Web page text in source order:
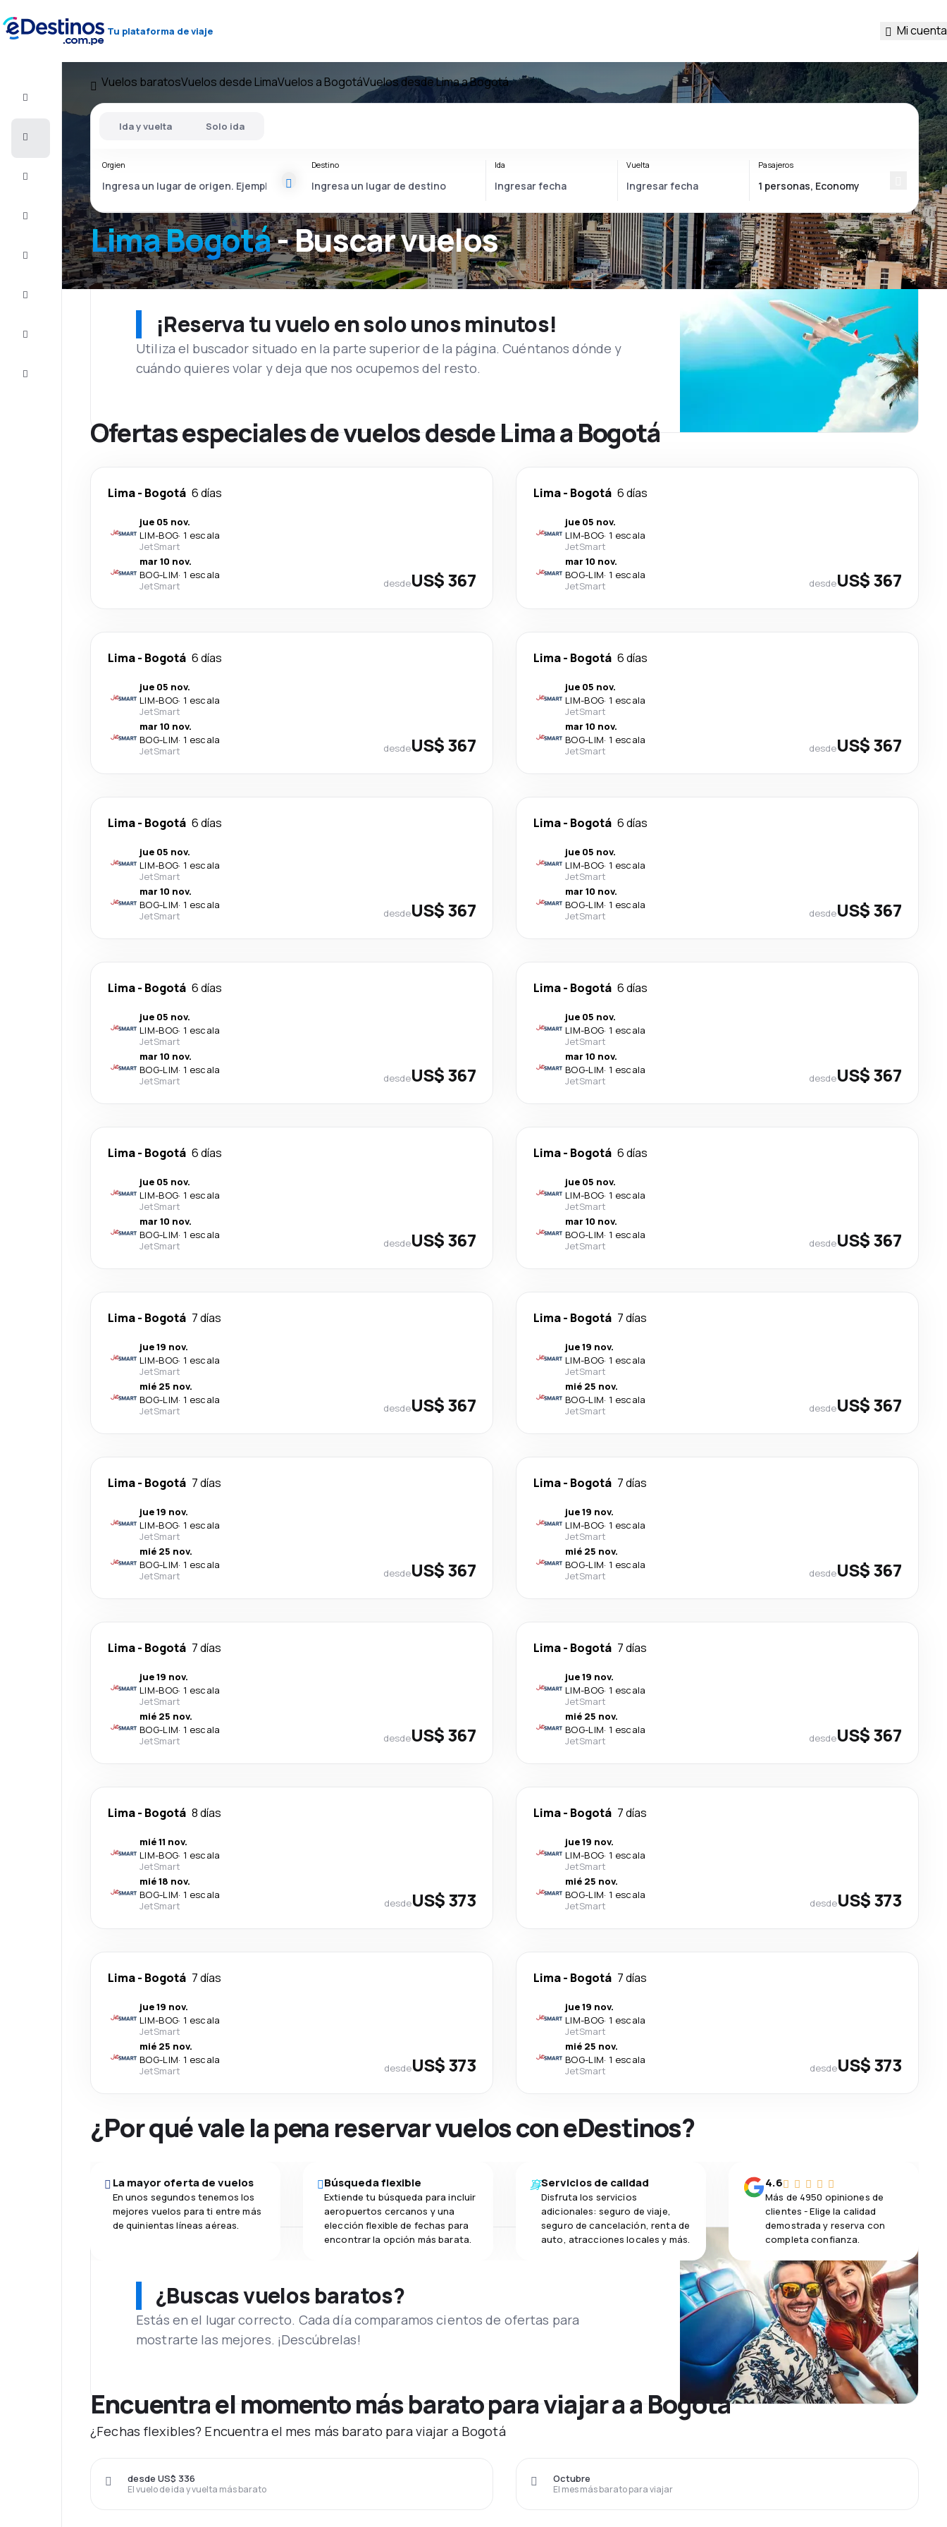
Tu plataforma de viaje Mi cuenta
Alojamientos
Ofertas
Completa
Vuelos baratosVuelos desde LimaVuelos a BogotáVuelos desde Lima a Bogotá
Lima Bogotá- Buscar vuelos
Ida y vuelta Solo ida
Orgien Destino Ida Vuelta Pasajeros
¡Reserva tu vuelo en solo unos minutos!
Utiliza el buscador situado en la parte superior de la página. Cuéntanos dónde y
cuándo quieres volar y deja que nos ocupemos del resto.
Ofertas especiales de vuelos desde Lima a Bogotá
Lima- Bogotá 6 días
jue 05 nov.
LIM-BOG· 1 escala
JetSmart
mar 10 nov.
BOG-LIM· 1 escala
JetSmart
desdeUS$ 367
Lima- Bogotá 6 días
jue 05 nov.
LIM-BOG· 1 escala
JetSmart
mar 10 nov.
BOG-LIM· 1 escala
JetSmart
desdeUS$ 367
Lima- Bogotá 6 días
jue 05 nov.
LIM-BOG· 1 escala
JetSmart
mar 10 nov.
BOG-LIM· 1 escala
JetSmart
desdeUS$ 367
Lima- Bogotá 6 días
jue 05 nov.
LIM-BOG· 1 escala
JetSmart
mar 10 nov.
BOG-LIM· 1 escala
JetSmart
desdeUS$ 367
Lima- Bogotá 6 días
jue 05 nov.
LIM-BOG· 1 escala
JetSmart
mar 10 nov.
BOG-LIM· 1 escala
JetSmart
desdeUS$ 367
Lima- Bogotá 6 días
jue 05 nov.
LIM-BOG· 1 escala
JetSmart
mar 10 nov.
BOG-LIM· 1 escala
JetSmart
desdeUS$ 367
Lima- Bogotá 6 días
jue 05 nov.
LIM-BOG· 1 escala
JetSmart
mar 10 nov.
BOG-LIM· 1 escala
JetSmart
desdeUS$ 367
Lima- Bogotá 6 días
jue 05 nov.
LIM-BOG· 1 escala
JetSmart
mar 10 nov.
BOG-LIM· 1 escala
JetSmart
desdeUS$ 367
Lima- Bogotá 6 días
jue 05 nov.
LIM-BOG· 1 escala
JetSmart
mar 10 nov.
BOG-LIM· 1 escala
JetSmart
desdeUS$ 367
Lima- Bogotá 6 días
jue 05 nov.
LIM-BOG· 1 escala
JetSmart
mar 10 nov.
BOG-LIM· 1 escala
JetSmart
desdeUS$ 367
Lima- Bogotá 7 días
jue 19 nov.
LIM-BOG· 1 escala
JetSmart
mié 25 nov.
BOG-LIM· 1 escala
JetSmart
desdeUS$ 367
Lima- Bogotá 7 días
jue 19 nov.
LIM-BOG· 1 escala
JetSmart
mié 25 nov.
BOG-LIM· 1 escala
JetSmart
desdeUS$ 367
Lima- Bogotá 7 días
jue 19 nov.
LIM-BOG· 1 escala
JetSmart
mié 25 nov.
BOG-LIM· 1 escala
JetSmart
desdeUS$ 367
Lima- Bogotá 7 días
jue 19 nov.
LIM-BOG· 1 escala
JetSmart
mié 25 nov.
BOG-LIM· 1 escala
JetSmart
desdeUS$ 367
Lima- Bogotá 7 días
jue 19 nov.
LIM-BOG· 1 escala
JetSmart
mié 25 nov.
BOG-LIM· 1 escala
JetSmart
desdeUS$ 367
Lima- Bogotá 7 días
jue 19 nov.
LIM-BOG· 1 escala
JetSmart
mié 25 nov.
BOG-LIM· 1 escala
JetSmart
desdeUS$ 367
Lima- Bogotá 8 días
mié 11 nov.
LIM-BOG· 1 escala
JetSmart
mié 18 nov.
BOG-LIM· 1 escala
JetSmart
desdeUS$ 373
Lima- Bogotá 7 días
jue 19 nov.
LIM-BOG· 1 escala
JetSmart
mié 25 nov.
BOG-LIM· 1 escala
JetSmart
desdeUS$ 373
Lima- Bogotá 7 días
jue 19 nov.
LIM-BOG· 1 escala
JetSmart
mié 25 nov.
BOG-LIM· 1 escala
JetSmart
desdeUS$ 373
Lima- Bogotá 7 días
jue 19 nov.
LIM-BOG· 1 escala
JetSmart
mié 25 nov.
BOG-LIM· 1 escala
JetSmart
desdeUS$ 373
¿Por qué vale la pena reservar vuelos con eDestinos?
La mayor oferta de vuelos
En unos segundos tenemos los
mejores vuelos para ti entre más
de quinientas líneas aéreas.
Búsqueda flexible
Extiende tu búsqueda para incluir
aeropuertos cercanos y una
elección flexible de fechas para
encontrar la opción más barata.
Servicios de calidad
Disfruta los servicios
adicionales: seguro de viaje,
seguro de cancelación, renta de
auto, atracciones locales y más.
4.6
Más de 4950 opiniones de
clientes - Elige la calidad
demostrada y reserva con
completa confianza.
¿Buscas vuelos baratos?
Estás en el lugar correcto. Cada día comparamos cientos de ofertas para
mostrarte las mejores. ¡Descúbrelas!
Encuentra el momento más barato para viajar a a Bogotá
¿Fechas flexibles? Encuentra el mes más barato para viajar a Bogotá
El vuelo de ida y vuelta más barato
desde US$ 336
El mes más barato para viajar
Octubre